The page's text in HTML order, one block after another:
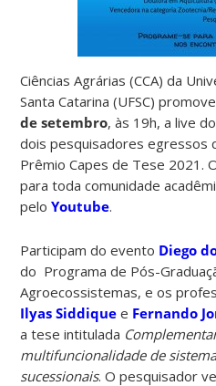
Ciências Agrárias (CCA) da
Santa Catarina (UFSC)
de setembro, às 19h, a live do
dois pesquisadores egressos
Prêmio Capes de Tese 2021.
para toda comunidade
peloYoutube.
Participam do evento Diego
do Programa de Pós-
Agroecossistemas, e os
Ilyas Siddique e Fernando
a tese intitulada
multifuncionalidade de
sucessionais. O pesquisador